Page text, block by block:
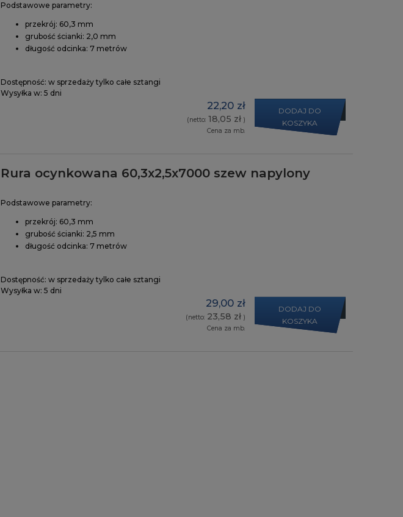
Podstawowe parametry:
przekrój: 60,3 mm
grubość ścianki: 2,0 mm
długość odcinka: 7 metrów
Dostępność: w sprzedaży tylko całe sztangi
Wysyłka w: 5 dni
22,20 zł
(netto: 18,05 zł )
Cena za mb.
DODAJ DO
KOSZYKA
Rura ocynkowana 60,3x2,5x7000 szew napylony
Podstawowe parametry:
przekrój: 60,3 mm
grubość ścianki: 2,5 mm
długość odcinka: 7 metrów
Dostępność: w sprzedaży tylko całe sztangi
Wysyłka w: 5 dni
29,00 zł
(netto: 23,58 zł )
Cena za mb.
DODAJ DO
KOSZYKA